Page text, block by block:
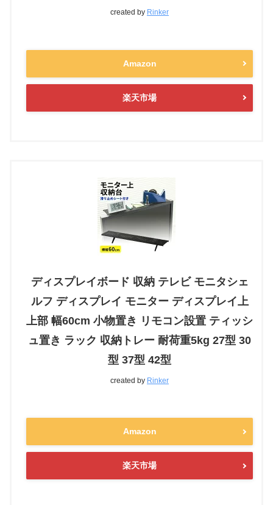
created by Rinker
Amazon
楽天市場
ディスプレイボード 収納 テレビ モニタシェ
ルフ ディスプレイ モニター ディスプレイ上
上部 幅60cm 小物置き リモコン設置 ティッシ
ュ置き ラック 収納トレー 耐荷重5kg 27型 30
型 37型 42型
created by Rinker
Amazon
楽天市場